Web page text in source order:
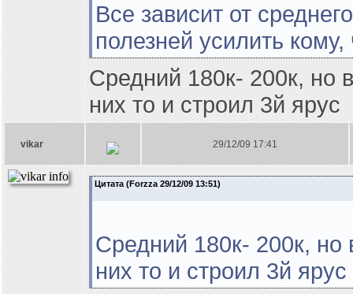
Все зависит от
полезней усилить
Средний 180к- 200к, но
них то и строил 3й ярус
vikar 29/12/09 17:41
Цитата (Forzza 29/12/09 13:51)
Средний 180к- 200к, но
них то и строил 3й ярус